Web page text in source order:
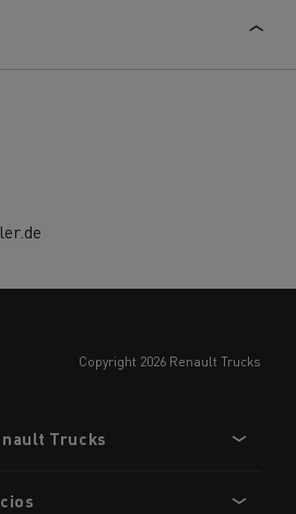
copyright 2026 Renault Trucks
Trucks